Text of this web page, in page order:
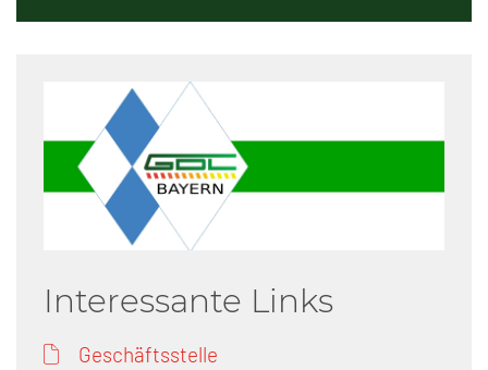
Interessante Links
Geschäftsstelle